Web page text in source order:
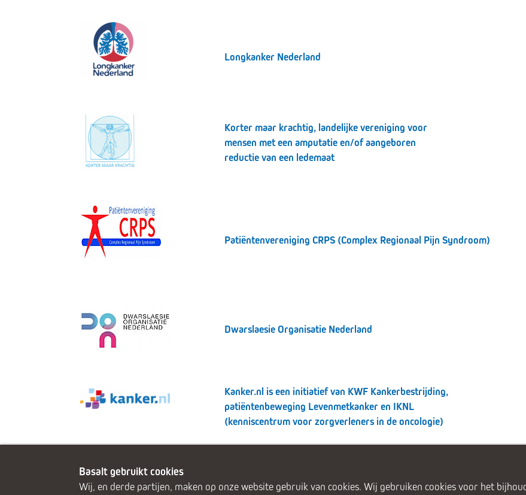
Longkanker Nederland
Korter maar krachtig, landelijke vereniging voor
mensen met een amputatie en/of aangeboren
reductie van een ledemaat
Patiëntenvereniging CRPS (Complex Regionaal Pijn Syndroom)
Dwarslaesie Organisatie Nederland
Kanker.nl is een initiatief van KWF Kankerbestrijding,
patiëntenbeweging Levenmetkanker en IKNL
(kenniscentrum voor zorgverleners in de oncologie)
Basalt gebruikt cookies
Wij, en derde partijen, maken op onze website gebruik van cookies. Wij gebruiken cookies voor het